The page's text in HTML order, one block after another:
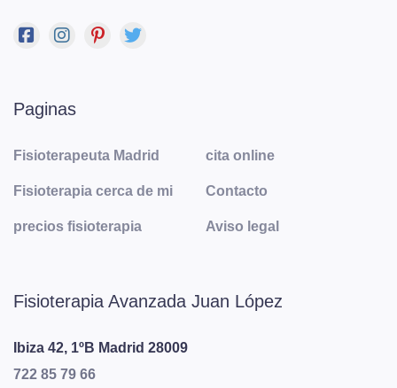
Paginas
Fisioterapeuta Madrid
Fisioterapia cerca de mi
precios fisioterapia
cita online
Contacto
Aviso legal
Fisioterapia Avanzada Juan López
Ibiza 42, 1ºB Madrid 28009
722 85 79 66